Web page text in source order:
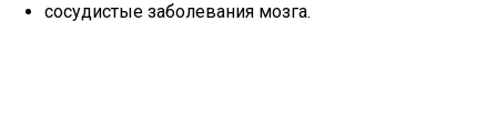
сосудистые заболевания мозга.